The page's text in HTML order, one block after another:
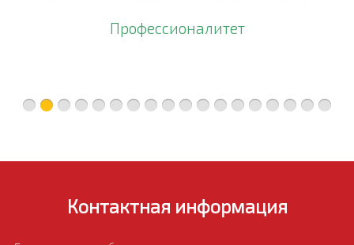
Профессионалитет
Контактная информация